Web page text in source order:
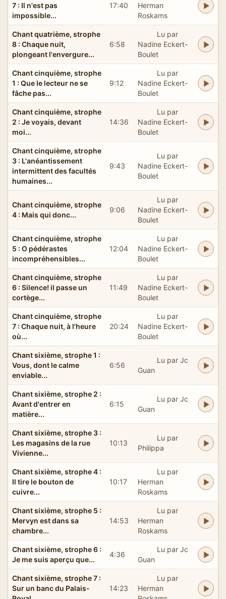
7 : Il n'est pas
impossible...
17:40
Herman
Roskams
Chant quatrième, strophe
8 : Chaque nuit,
plongeant l'envergure...
6:58
Lu par
Nadine Eckert-
Boulet
Chant cinquième, strophe
1 : Que le lecteur ne se
fâche pas...
9:12
Lu par
Nadine Eckert-
Boulet
Chant cinquième, strophe
2 : Je voyais, devant
moi...
14:36
Lu par
Nadine Eckert-
Boulet
Chant cinquième, strophe
3 : L'anéantissement
intermittent des facultés
humaines...
9:43
Lu par
Nadine Eckert-
Boulet
Chant cinquième, strophe
4 : Mais qui donc...
9:06
Lu par
Nadine Eckert-
Boulet
Chant cinquième, strophe
5 : O pédérastes
incompréhensibles...
12:04
Lu par
Nadine Eckert-
Boulet
Chant cinquième, strophe
6 : Silence! il passe un
cortège...
11:49
Lu par
Nadine Eckert-
Boulet
Chant cinquième, strophe
7 : Chaque nuit, à l'heure
où...
20:24
Lu par
Nadine Eckert-
Boulet
Chant sixième, strophe 1 :
Vous, dont le calme
enviable...
6:56
Lu par Jc
Guan
Chant sixième, strophe 2 :
Avant d'entrer en
matière...
6:15
Lu par Jc
Guan
Chant sixième, strophe 3 :
Les magasins de la rue
Vivienne...
10:13
Lu par
Philippa
Chant sixième, strophe 4 :
Il tire le bouton de
cuivre...
10:17
Lu par
Herman
Roskams
Chant sixième, strophe 5 :
Mervyn est dans sa
chambre...
14:53
Lu par
Herman
Roskams
Chant sixième, strophe 6 :
Je me suis aperçu que...
4:36
Lu par Jc
Guan
Chant sixième, strophe 7 :
Sur un banc du Palais-
14:23
Lu par
Herman